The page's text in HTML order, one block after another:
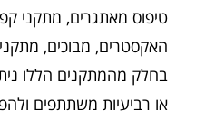
טיפוס מאתגרים, מתקני
האקסטרים, מבוכים, מתקני
בחלק מהמתקנים הללו ניתן
או רביעיות משתתפים